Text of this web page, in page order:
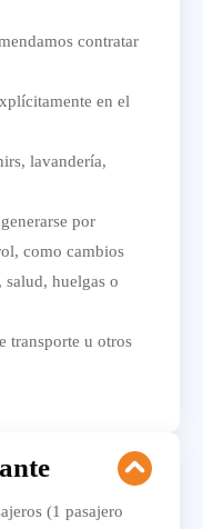
contratar
en el
lavandería,
por
como cambios
huelgas o
transporte u otros
(1 pasajero